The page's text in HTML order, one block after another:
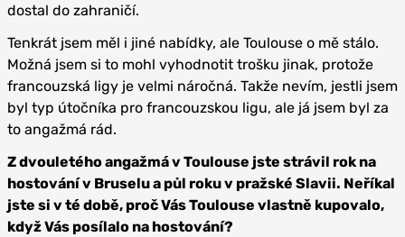
dostal do zahraničí.
Tenkrát jsem měl i jiné nabídky, ale Toulouse o mě stálo.
Možná jsem si to mohl vyhodnotit trošku jinak, protože
francouzská ligy je velmi náročná. Takže nevím, jestli jsem
byl typ útočníka pro francouzskou ligu, ale já jsem byl za
to angažmá rád.
Z dvouletého angažmá v Toulouse jste strávil rok na
hostování v Bruselu a půl roku v pražské Slavii. Neříkal
jste si v té době, proč Vás Toulouse vlastně kupovalo,
když Vás posílalo na hostování?